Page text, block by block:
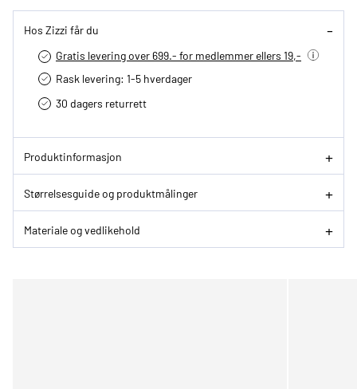
Hos Zizzi får du
Gratis levering over 699.- for medlemmer ellers 19,-
Rask levering: 1-5 hverdager
30 dagers returrett
Produktinformasjon
Størrelsesguide og produktmålinger
Materiale og vedlikehold